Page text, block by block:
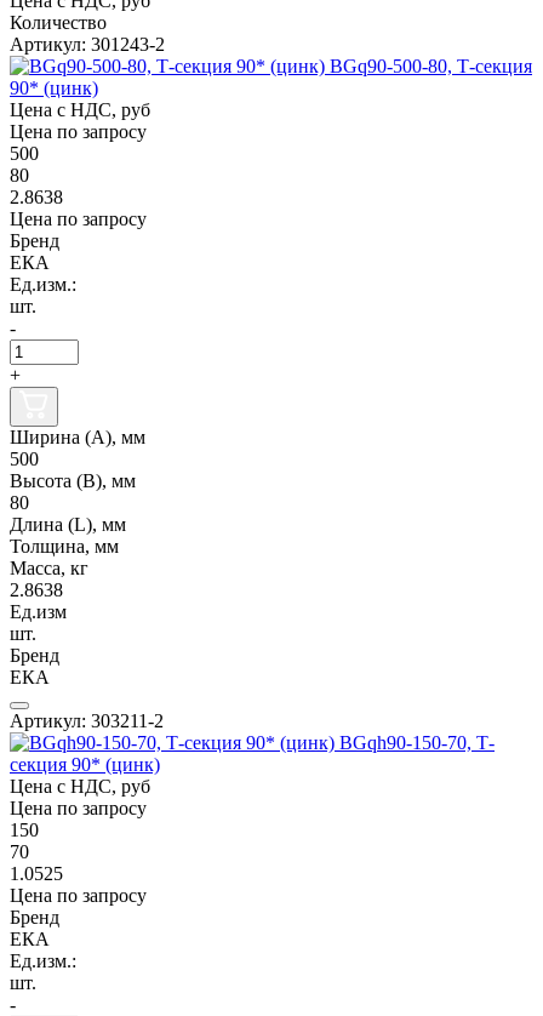
Количество
Артикул: 301243-2
BGq90-500-80, Т-секция
90* (цинк)
Цена с НДС, руб
Цена по запросу
500
80
2.8638
Цена по запросу
Бренд
ЕКА
Ед.изм.:
шт.
-
+
Ширина (А), мм
500
Высота (В), мм
80
Длина (L), мм
Толщина, мм
Масса, кг
2.8638
Ед.изм
шт.
Бренд
ЕКА
Артикул: 303211-2
BGqh90-150-70, Т-
секция 90* (цинк)
Цена с НДС, руб
Цена по запросу
150
70
1.0525
Цена по запросу
Бренд
ЕКА
Ед.изм.:
шт.
-